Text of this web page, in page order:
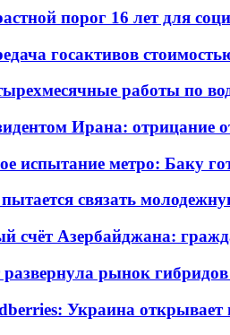
порог 16 лет для
госактивов
работы по
Ирана: отрицание
испытание метро: Баку
связать
счёт Азербайджана:
рынок
Украина открывает